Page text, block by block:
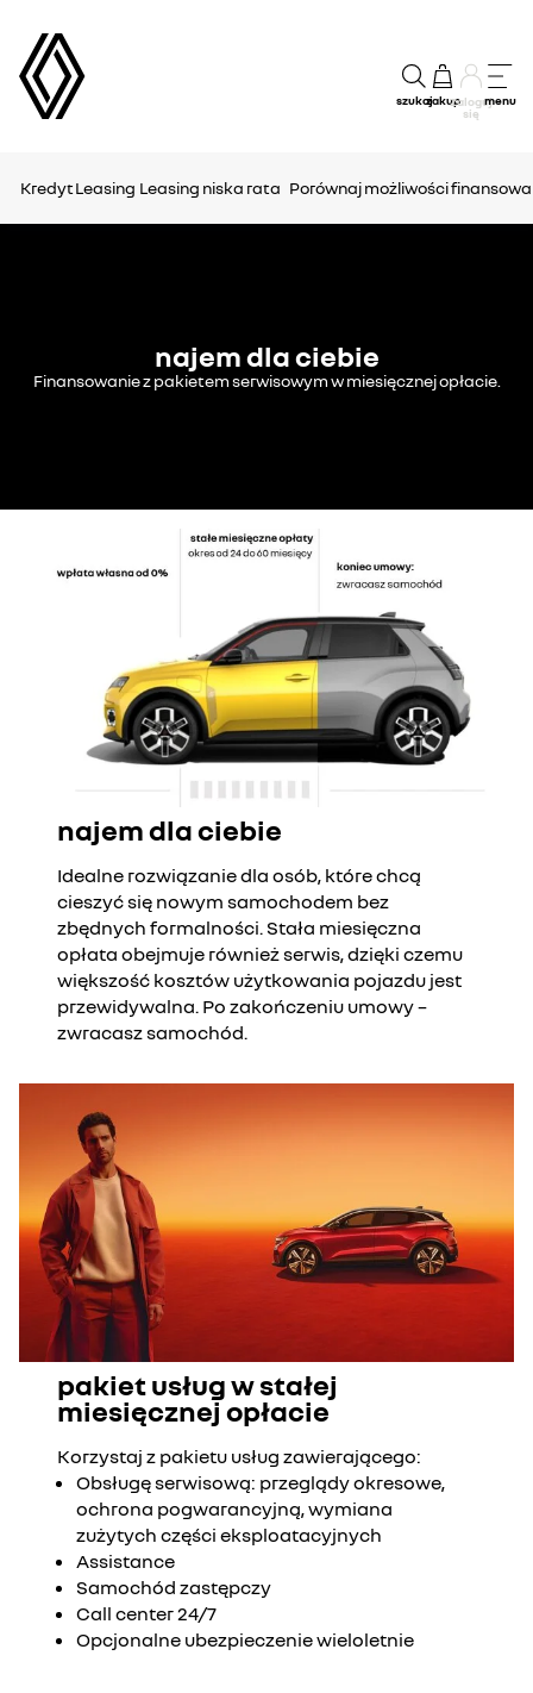
szukajzakupZaloguj
się
menu
KredytLeasing Leasing niska rata Porównaj możliwości
najem dla ciebie
Finansowanie z pakietem serwisowym w miesięcznej opłacie.
najem dla ciebie
Idealne rozwiązanie dla osób, które chcą
cieszyć się nowym samochodem bez
zbędnych formalności. Stała miesięczna
opłata obejmuje również serwis, dzięki czemu
większość kosztów użytkowania pojazdu jest
przewidywalna. Po zakończeniu umowy –
zwracasz samochód.
pakiet usług w stałej
miesięcznej opłacie
Korzystaj z pakietu usług zawierającego:
Obsługę serwisową: przeglądy okresowe,
ochrona pogwarancyjną, wymiana
zużytych części eksploatacyjnych
Assistance
Samochód zastępczy
Call center 24/7
Opcjonalne ubezpieczenie wieloletnie